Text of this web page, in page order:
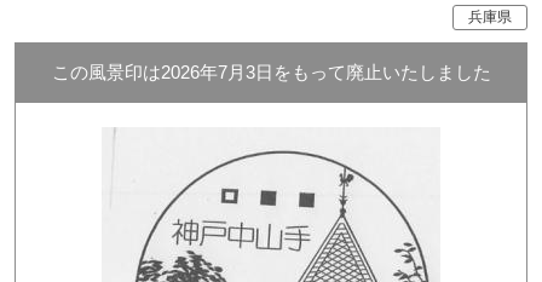
兵庫県
この風景印は2026年7月3日をもって廃止いたしました